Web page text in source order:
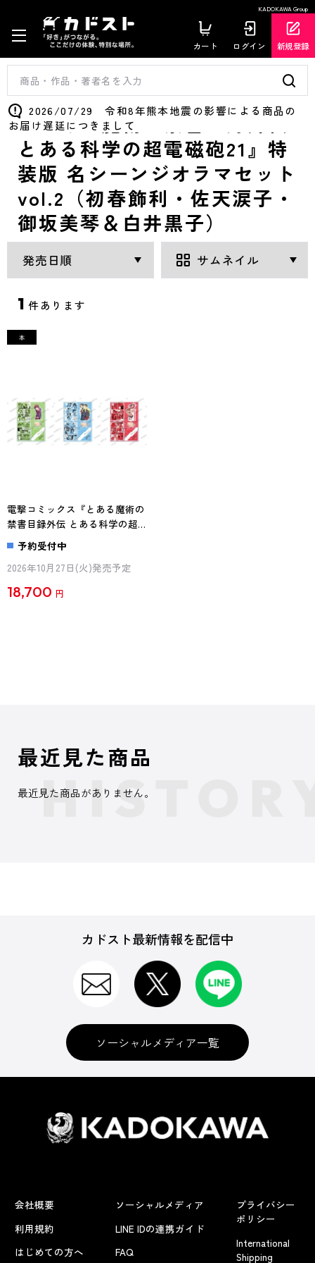
KADOKAWA Group
カート ログイン 新規登録
2026/07/29 令和8年熊本地震の影響による商品の
お届け遅延につきまして
『とある魔術の禁書目録外伝
とある科学の超電磁砲21』特
装版 名シーンジオラマセット
vol.2（初春飾利・佐天涙子・
御坂美琴＆白井黒子）
1 件あります
電撃コミックス『とある魔術の
禁書目録外伝 とある科学の超
電磁砲21』特装版 名シーンジ
オラマセットvol.2（初春飾利・
佐天涙子・御坂美琴＆白井黒
予約受付中
2026年10月27日(火)発売予定
18,700 円
最近見た商品
最近見た商品がありません。
カドスト最新情報を配信中
ソーシャルメディア一覧
会社概要
利用規約
はじめての方へ
ソーシャルメディア
LINE IDの連携ガイド
FAQ
プライバシー
ポリシー
International
Shipping